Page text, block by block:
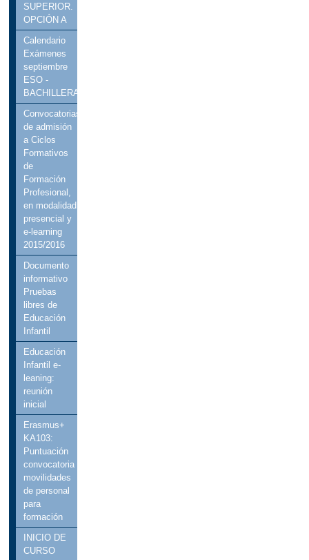
SUPERIOR.
OPCIÓN A
Calendario
Exámenes
septiembre
ESO -
BACHILLERATO
Convocatorias
de admisión
a Ciclos
Formativos
de
Formación
Profesional,
en modalidad
presencial y
e-learning
2015/2016
Documento
informativo
Pruebas
libres de
Educación
Infantil
Educación
Infantil e-
leaning:
reunión
inicial
Erasmus+
KA103:
Puntuación
convocatoria
movilidades
de personal
para
formación
INICIO DE
CURSO